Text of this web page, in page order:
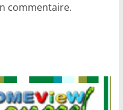
commentaire.